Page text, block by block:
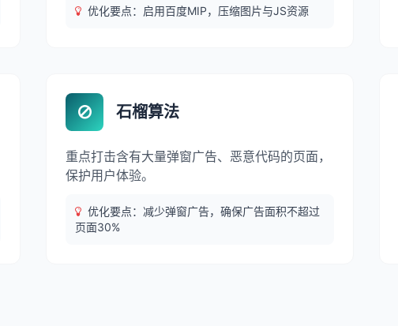
优化要点：启用百度MIP，压缩图片与JS资源
石榴算法
重点打击含有大量弹窗广告、恶意代码的页面，
保护用户体验。
优化要点：减少弹窗广告，确保广告面积不超过
页面30%